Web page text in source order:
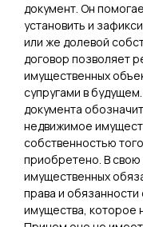
документ. Он
установить и
или же долевой
договор позволяет
имущественных
супругами в
документа
недвижимое
собственностью
приобретено. В
имущественных
права и обязанности
имущества, которое